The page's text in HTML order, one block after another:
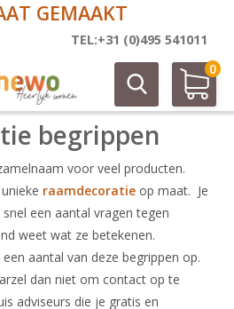
GEMAAKT
TEL:+31 (0)495 541011
0
begrippen
begrippen
voor veel producten.
raamdecoratie op maat. Je
een aantal vragen tegen
weet wat ze betekenen.
aantal van deze begrippen op.
dan niet om contact op te
adviseurs die je gratis en